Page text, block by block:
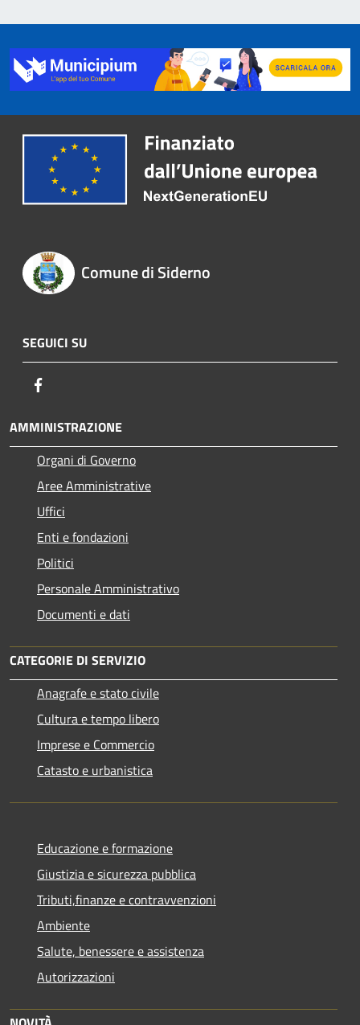
Comune di Siderno
SEGUICI SU
AMMINISTRAZIONE
Organi di Governo
Aree Amministrative
Uffici
Enti e fondazioni
Politici
Personale Amministrativo
Documenti e dati
CATEGORIE DI SERVIZIO
Anagrafe e stato civile
Cultura e tempo libero
Imprese e Commercio
Catasto e urbanistica
Educazione e formazione
Giustizia e sicurezza pubblica
Tributi,finanze e contravvenzioni
Ambiente
Salute, benessere e assistenza
Autorizzazioni